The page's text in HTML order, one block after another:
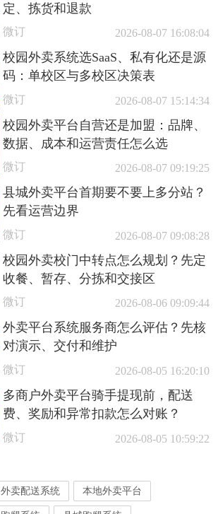
定、拣货和退款
微订 2026-08-07 16:08:04
校园外卖系统选SaaS、私有化还是源
码：单校区与多校区决策表
微订 2026-08-07 15:14:34
校园外卖平台自营还是加盟：品牌、
数据、成本和运营责任怎么选
微订 2026-08-07 09:19:25
县城外卖平台首期要不要上多分站？
先看运营边界
微订 2026-08-07 09:08:28
校园外卖校门中转点怎么规划？先定
收餐、暂存、分拣和交接区
微订 2026-08-06 09:09:44
外卖平台系统服务商怎么评估？先核
对演示、交付和维护
微订 2026-08-05 16:20:10
多商户外卖平台骑手提现前，配送
费、奖励和异常扣款怎么对账？
微订 2026-08-05 10:59:22
外卖配送系统 本地外卖平台